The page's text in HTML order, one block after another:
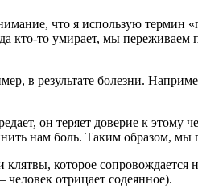
что я использую термин
кто-то умирает, мы переживаем
в результате болезни.
он теряет доверие к этому
нам боль. Таким образом,
которое
отрицает содеянное).